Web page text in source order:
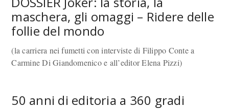
maschera, gli omaggi – Ridere delle
follie del mondo
(la carriera nei fumetti con interviste di Filippo Conte a
Carmine Di Giandomenico e all’editor Elena Pizzi)
50 anni di editoria a 360 gradi